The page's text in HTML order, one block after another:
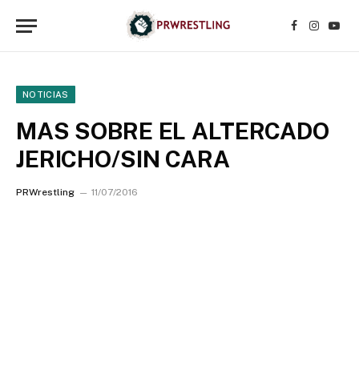
Facebook
NOTICIAS
MAS SOBRE EL ALTERCADO
JERICHO/SIN CARA
PRWrestling 11/07/2016